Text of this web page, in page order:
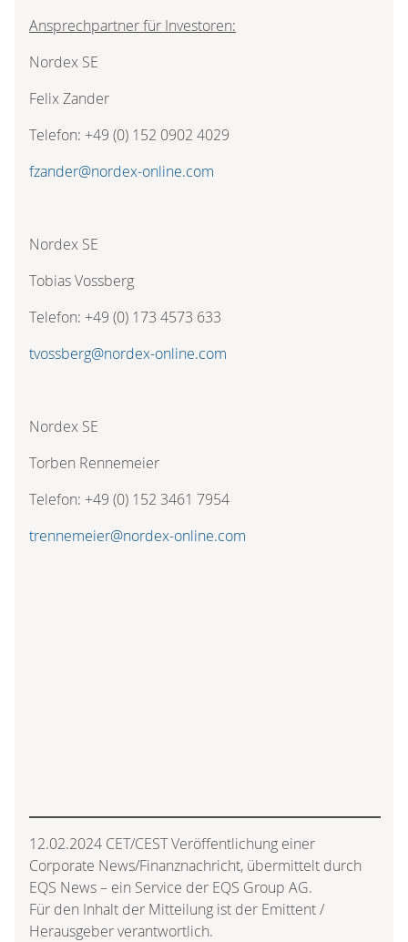
Ansprechpartner für Investoren:
Nordex SE
Felix Zander
Telefon: +49 (0) 152 0902 4029
fzander@nordex-online.com
Nordex SE
Tobias Vossberg
Telefon: +49 (0) 173 4573 633
tvossberg@nordex-online.com
Nordex SE
Torben Rennemeier
Telefon: +49 (0) 152 3461 7954
trennemeier@nordex-online.com
12.02.2024 CET/CEST Veröffentlichung einer
Corporate News/Finanznachricht, übermittelt durch
EQS News – ein Service der EQS Group AG.
Für den Inhalt der Mitteilung ist der Emittent /
Herausgeber verantwortlich.